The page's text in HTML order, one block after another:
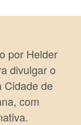
por Helder
divulgar o
Cidade de
com